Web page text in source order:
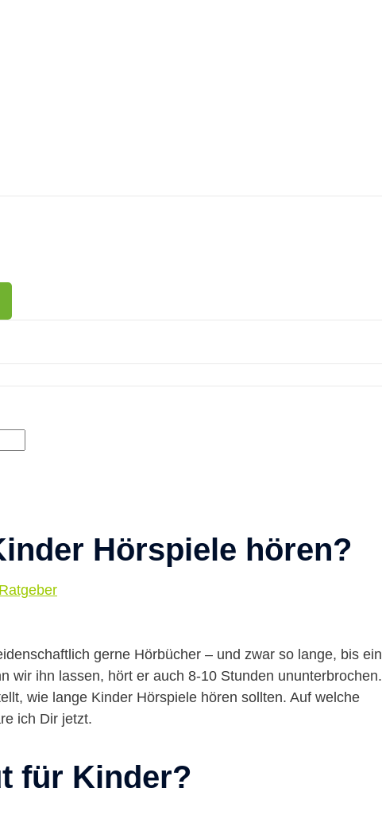
Hörspiele hören?
Ratgeber
gerne Hörbücher – und zwar so lange, bis ein
wir ihn lassen, hört er auch 8-10 Stunden ununterbrochen.
wie lange Kinder Hörspiele hören sollten. Auf welche
ich Dir jetzt.
für Kinder?